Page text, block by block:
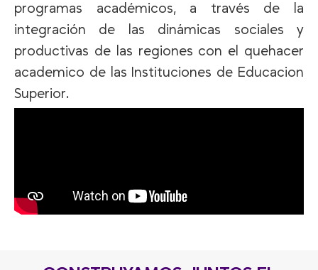
programas académicos, a través de la
integración de las dinámicas sociales y
productivas de las regiones con el quehacer
academico de las Instituciones de Educacion
Superior.